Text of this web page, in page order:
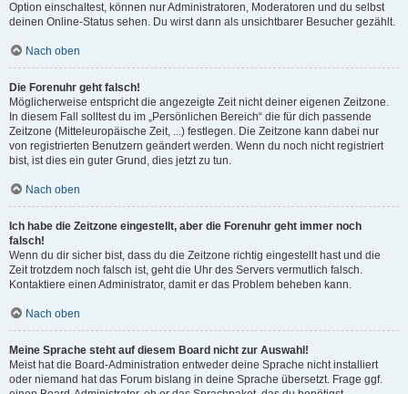
Option einschaltest, können nur Administratoren, Moderatoren und du selbst
deinen Online-Status sehen. Du wirst dann als unsichtbarer Besucher gezählt.
Nach oben
Die Forenuhr geht falsch!
Möglicherweise entspricht die angezeigte Zeit nicht deiner eigenen Zeitzone.
In diesem Fall solltest du im „Persönlichen Bereich“ die für dich passende
Zeitzone (Mitteleuropäische Zeit, ...) festlegen. Die Zeitzone kann dabei nur
von registrierten Benutzern geändert werden. Wenn du noch nicht registriert
bist, ist dies ein guter Grund, dies jetzt zu tun.
Nach oben
Ich habe die Zeitzone eingestellt, aber die Forenuhr geht immer noch
falsch!
Wenn du dir sicher bist, dass du die Zeitzone richtig eingestellt hast und die
Zeit trotzdem noch falsch ist, geht die Uhr des Servers vermutlich falsch.
Kontaktiere einen Administrator, damit er das Problem beheben kann.
Nach oben
Meine Sprache steht auf diesem Board nicht zur Auswahl!
Meist hat die Board-Administration entweder deine Sprache nicht installiert
oder niemand hat das Forum bislang in deine Sprache übersetzt. Frage ggf.